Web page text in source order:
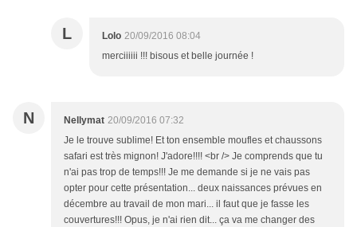
L Lolo 20/09/2016 08:04
merciiiiii !!! bisous et belle journée !
N Nellymat 20/09/2016 07:32
Je le trouve sublime! Et ton ensemble moufles et chaussons
safari est très mignon! J'adore!!!! <br /> Je comprends que tu
n'ai pas trop de temps!!! Je me demande si je ne vais pas
opter pour cette présentation... deux naissances prévues en
décembre au travail de mon mari... il faut que je fasse les
couvertures!!! Opus, je n'ai rien dit... ça va me changer des